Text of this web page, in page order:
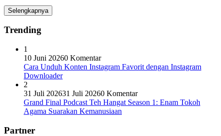
Selengkapnya
Trending
1
10 Juni 20260 Komentar
Cara Unduh Konten Instagram Favorit dengan Instagram
Downloader
2
31 Juli 202631 Juli 20260 Komentar
Grand Final Podcast Teh Hangat Season 1: Enam Tokoh
Agama Suarakan Kemanusiaan
Partner